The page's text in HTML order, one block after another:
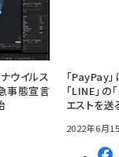
ウイルス
事態宣言
「PayPay
「LINE」の
エストを
2022年6月